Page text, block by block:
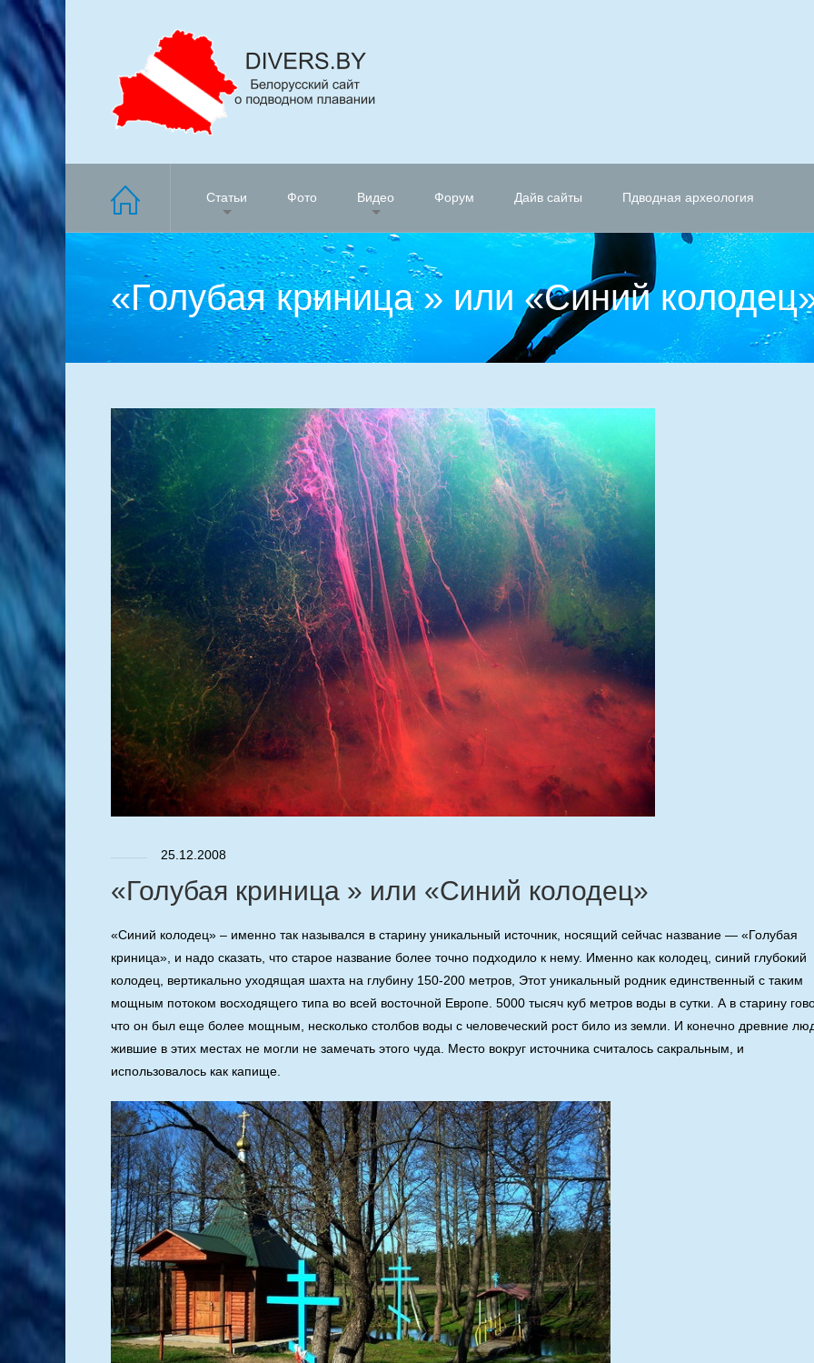
Статьи Фото Видео Форум Дайв сайты Пдводная археология
«Голубая криница » или «Синий
25.12.2008
«Голубая криница » или «Синий колодец»
«Синий колодец» – именно так назывался в старину уникальный источник, носящий сейчас название — «Голубая
криница», и надо сказать, что старое название более точно подходило к нему. Именно как колодец, синий глубокий
колодец, вертикально уходящая шахта на глубину 150-200 метров, Этот уникальный родник единственный с таким
мощным потоком восходящего типа во всей восточной Европе. 5000 тысяч куб метров воды в сутки. А в старину
что он был еще более мощным, несколько столбов воды с человеческий рост било из земли. И конечно древние
жившие в этих местах не могли не замечать этого чуда. Место вокруг источника считалось сакральным, и
использовалось как капище.